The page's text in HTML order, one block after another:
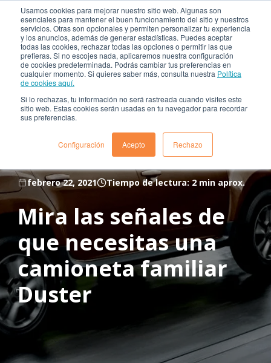
Usamos cookies para mejorar nuestro sitio web. Algunas son
esenciales para mantener el buen funcionamiento del sitio y nuestros
servicios. Otras son opcionales y permiten personalizar tu experiencia
y los anuncios, además de generar estadísticas. Puedes aceptar
todas las cookies, rechazar todas las opciones o permitir las que
prefieras. Si no escojes nada, aplicaremos nuestra configuración
de cookies predeterminada. Podrás cambiar tus preferencias en
cualquier momento. Si quieres saber más, consulta nuestra Política
de cookies aquí.
Si lo rechazas, tu información no será rastreada cuando visites este
sitio web. Estas cookies serán usadas en tu navegador para recordar
sus preferencias.
Configuración Acepto Rechazo
Renault Duster en Colombia ,
Renault Duster
febrero 22, 2021
Tiempo de lectura: 2 min aprox.
Mira las señales de
que necesitas una
camioneta familiar
Duster